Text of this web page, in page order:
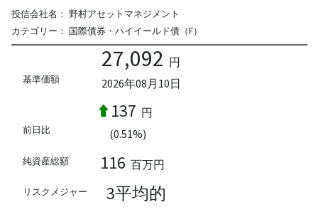
投信会社名： 野村アセットマネジメント
カテゴリー： 国際債券・ハイイールド債（F）
基準価額
27,092 円
2026年08月10日
前日比
137 円
(0.51%)
純資産総額 116 百万円
リスクメジャー 3平均的